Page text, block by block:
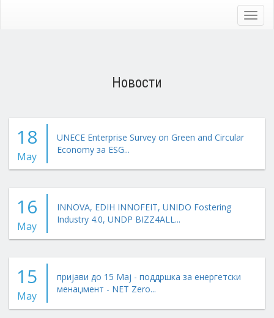
Новости
18
May
UNECE Enterprise Survey on Green and Circular
Economy за ESG...
16
May
INNOVA, EDIH INNOFEIT, UNIDO Fostering
Industry 4.0, UNDP BIZZ4ALL...
15
May
пријави до 15 Мај - поддршка за енергетски
менаџмент - NET Zero...